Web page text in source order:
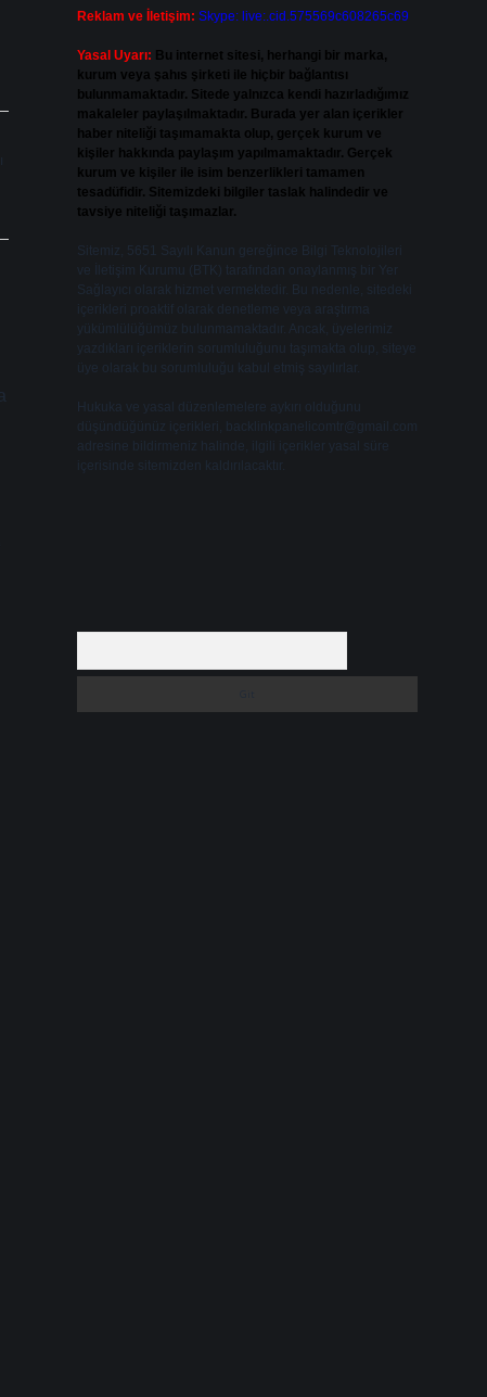
Reklam ve İletişim: Skype: live:.cid.575569c608265c69
Yasal Uyarı: Bu internet sitesi, herhangi bir marka,
kurum veya şahıs şirketi ile hiçbir bağlantısı
bulunmamaktadır. Sitede yalnızca kendi hazırladığımız
makaleler paylaşılmaktadır. Burada yer alan içerikler
haber niteliği taşımamakta olup, gerçek kurum ve
kişiler hakkında paylaşım yapılmamaktadır. Gerçek
kurum ve kişiler ile isim benzerlikleri tamamen
tesadüfidir. Sitemizdeki bilgiler taslak halindedir ve
tavsiye niteliği taşımazlar.
Sitemiz, 5651 Sayılı Kanun gereğince Bilgi Teknolojileri
ve İletişim Kurumu (BTK) tarafından onaylanmış bir Yer
Sağlayıcı olarak hizmet vermektedir. Bu nedenle, sitedeki
içerikleri proaktif olarak denetleme veya araştırma
yükümlülüğümüz bulunmamaktadır. Ancak, üyelerimiz
yazdıkları içeriklerin sorumluluğunu taşımakta olup, siteye
üye olarak bu sorumluluğu kabul etmiş sayılırlar.
Hukuka ve yasal düzenlemelere aykırı olduğunu
düşündüğünüz içerikleri,
backlinkpanelicomtr@gmail.com
adresine bildirmeniz halinde, ilgili içerikler yasal süre
içerisinde sitemizden kaldırılacaktır.